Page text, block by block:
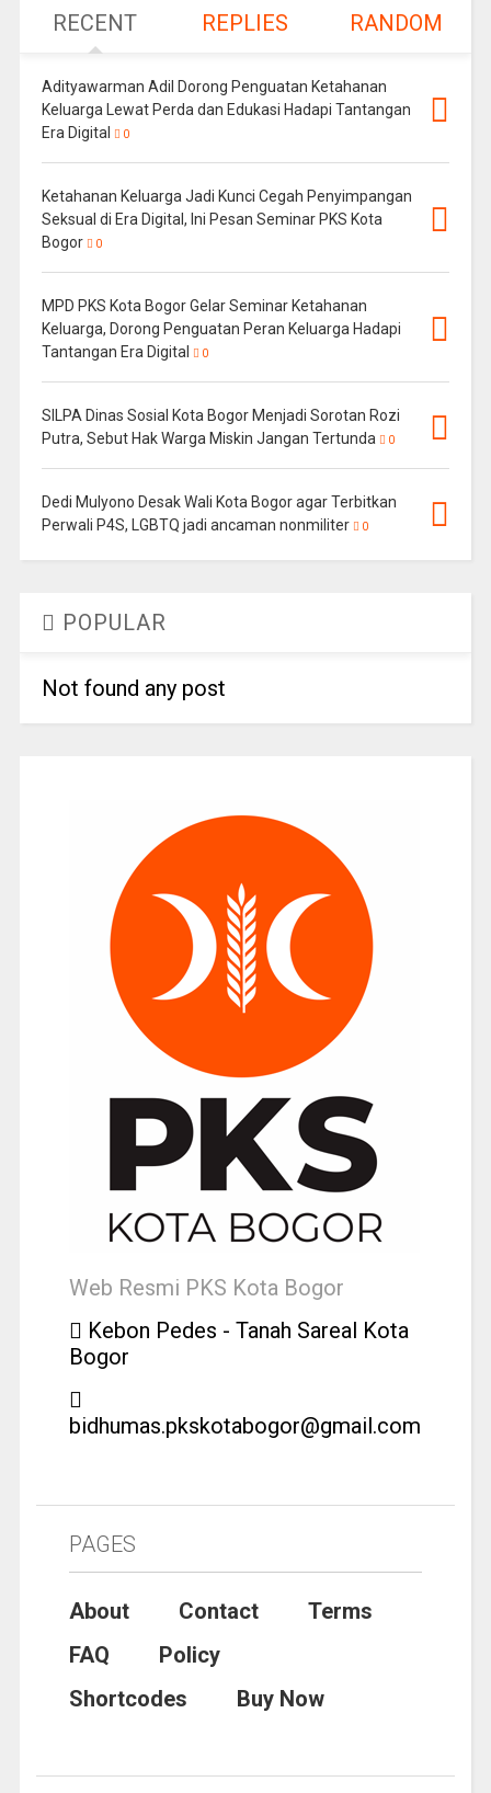
RECENT REPLIES RANDOM
Adityawarman Adil Dorong Penguatan Ketahanan
Keluarga Lewat Perda dan Edukasi Hadapi Tantangan
Era Digital
0
Ketahanan Keluarga Jadi Kunci Cegah Penyimpangan
Seksual di Era Digital, Ini Pesan Seminar PKS Kota
Bogor
0
MPD PKS Kota Bogor Gelar Seminar Ketahanan
Keluarga, Dorong Penguatan Peran Keluarga Hadapi
Tantangan Era Digital
0
SILPA Dinas Sosial Kota Bogor Menjadi Sorotan Rozi
Putra, Sebut Hak Warga Miskin Jangan Tertunda
0
Dedi Mulyono Desak Wali Kota Bogor agar Terbitkan
Perwali P4S, LGBTQ jadi ancaman nonmiliter
0
POPULAR
Not found any post
Web Resmi PKS Kota Bogor
Kebon Pedes - Tanah Sareal Kota
Bogor
bidhumas.pkskotabogor@gmail.com
PAGES
About Contact
Terms
FAQ
Policy
Shortcodes
Buy Now